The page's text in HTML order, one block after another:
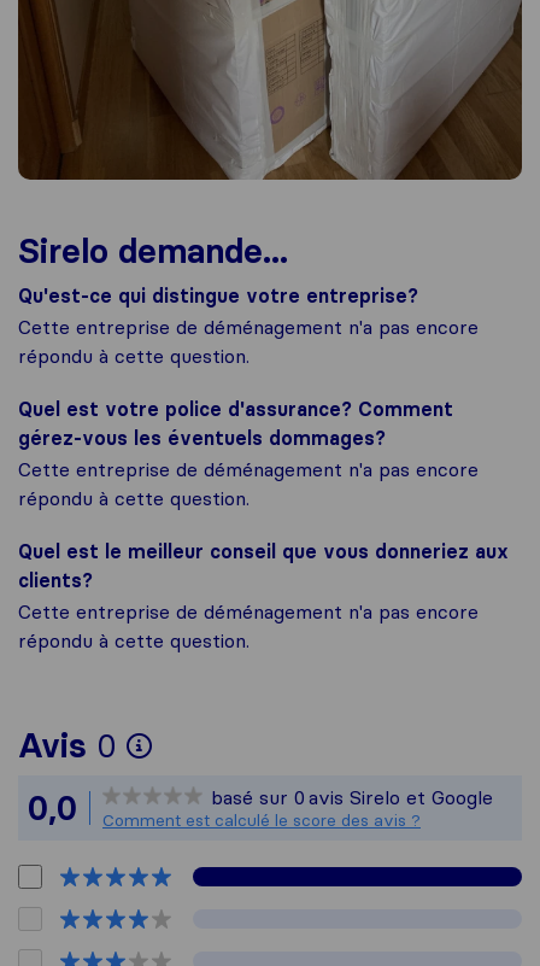
Sirelo demande...
Qu'est-ce qui distingue votre entreprise?
Cette entreprise de déménagement n'a pas encore
répondu à cette question.
Quel est votre police d'assurance? Comment
gérez-vous les éventuels dommages?
Cette entreprise de déménagement n'a pas encore
répondu à cette question.
Quel est le meilleur conseil que vous donneriez aux
clients?
Cette entreprise de déménagement n'a pas encore
répondu à cette question.
Avis 0
Pour vous donner une
Sirelo n'est pas
Tous les avis recueillis
0,0 basé sur 0 avis Sirelo et Google
Comment est calculé le score des avis ?